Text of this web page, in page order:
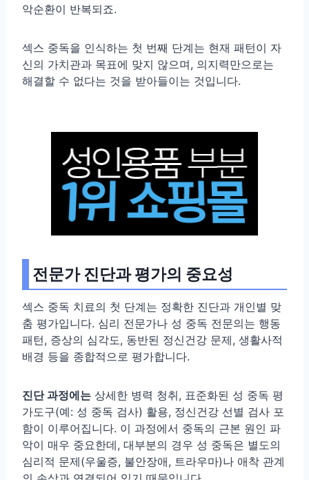
악순환이 반복되죠.
섹스 중독을 인식하는 첫 번째 단계는 현재 패턴이 자
신의 가치관과 목표에 맞지 않으며, 의지력만으로는
해결할 수 없다는 것을 받아들이는 것입니다.
전문가 진단과 평가의 중요성
섹스 중독 치료의 첫 단계는 정확한 진단과 개인별 맞
춤 평가입니다. 심리 전문가나 성 중독 전문의는 행동
패턴, 증상의 심각도, 동반된 정신건강 문제, 생활사적
배경 등을 종합적으로 평가합니다.
진단 과정에는 상세한 병력 청취, 표준화된 성 중독 평
가도구(예: 성 중독 검사) 활용, 정신건강 선별 검사 포
함이 이루어집니다. 이 과정에서 중독의 근본 원인 파
악이 매우 중요한데, 대부분의 경우 성 중독은 별도의
심리적 문제(우울증, 불안장애, 트라우마)나 애착 관계